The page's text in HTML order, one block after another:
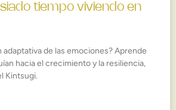
tiempo viviendo en
adaptativa de las emociones? Aprende
hacia el crecimiento y la resiliencia,
Kintsugi.